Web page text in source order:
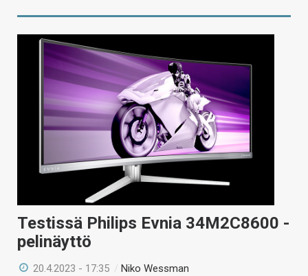
Testissä Philips Evnia 34M2C8600 -
pelinäyttö
20.4.2023 - 17:35 /Niko Wessman